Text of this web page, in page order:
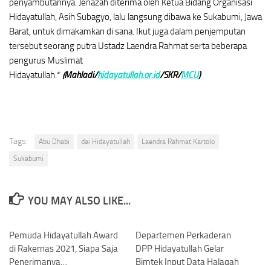
penyambutannya. Jenazah diterima oleh Ketua Bidang Organisasi
Hidayatullah, Asih Subagyo, lalu langsung dibawa ke Sukabumi, Jawa
Barat, untuk dimakamkan di sana. Ikut juga dalam penjemputan
tersebut seorang putra Ustadz Laendra Rahmat serta beberapa
pengurus Muslimat
Hidayatullah.* (Mahladi/hidayatullah.or.id/SKR/MCU)
Tags: Abu Dhabi dai Hidayatullah
Laendra Rahmat Kartolo
Sukabumi
YOU MAY ALSO LIKE...
Pemuda Hidayatullah Award
di Rakernas 2021, Siapa Saja
Penerimanya…
Departemen Perkaderan
DPP Hidayatullah Gelar
Bimtek Input Data Halaqah